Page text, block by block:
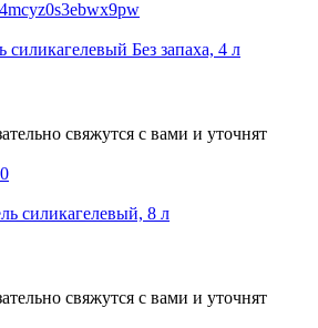
Без запаха, 4 л
свяжутся с вами и уточнят
силикагелевый, 8 л
свяжутся с вами и уточнят